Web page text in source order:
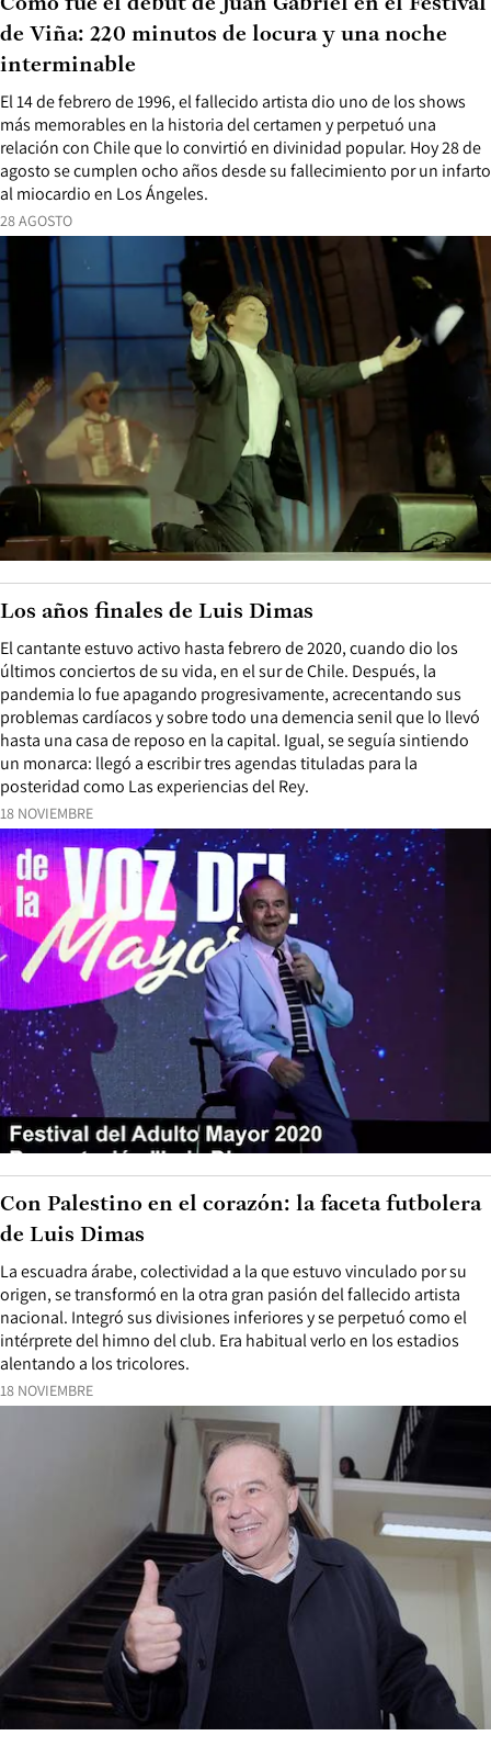
28 AGOSTO
El 14 de febrero de 1996, el fallecido artista dio uno de los shows
más memorables en la historia del certamen y perpetuó una
relación con Chile que lo convirtió en divinidad popular. Hoy 28 de
agosto se cumplen ocho años desde su fallecimiento por un infarto
al miocardio en Los Ángeles.
Cómo fue el debut de Juan Gabriel en el Festival
de Viña: 220 minutos de locura y una noche
interminable
18 NOVIEMBRE
El cantante estuvo activo hasta febrero de 2020, cuando dio los
últimos conciertos de su vida, en el sur de Chile. Después, la
pandemia lo fue apagando progresivamente, acrecentando sus
problemas cardíacos y sobre todo una demencia senil que lo llevó
hasta una casa de reposo en la capital. Igual, se seguía sintiendo
un monarca: llegó a escribir tres agendas tituladas para la
posteridad como Las experiencias del Rey.
Los años finales de Luis Dimas
18 NOVIEMBRE
La escuadra árabe, colectividad a la que estuvo vinculado por su
origen, se transformó en la otra gran pasión del fallecido artista
nacional. Integró sus divisiones inferiores y se perpetuó como el
intérprete del himno del club. Era habitual verlo en los estadios
alentando a los tricolores.
Con Palestino en el corazón: la faceta futbolera
de Luis Dimas